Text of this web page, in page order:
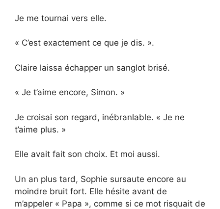
Je me tournai vers elle.
« C’est exactement ce que je dis. ».
Claire laissa échapper un sanglot brisé.
« Je t’aime encore, Simon. »
Je croisai son regard, inébranlable. « Je ne
t’aime plus. »
Elle avait fait son choix. Et moi aussi.
Un an plus tard, Sophie sursaute encore au
moindre bruit fort. Elle hésite avant de
m’appeler « Papa », comme si ce mot risquait de